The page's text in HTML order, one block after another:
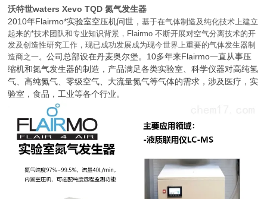
沃特世waters Xevo TQD 氮气发生器
2010年Flairmo*实验室空压机问世，基于在气体制造及纯化技术上建立
起来的*技术团队和专业知识背景，Flairmo 不断开展对空气分离技术的开
发及创造性研究工作，现已成功发展成为现今世界上重要的气体发生器制
造商之一。公司总部设在丹麦奥尔堡。10多年来Flairmo一直从事压
缩机和氮气发生器的制造，产品满足各类实验室、科学仪器对高纯氢
气、高纯氮气、零级空气、大流量氮气等气体的需求，涉及医疗，实
验室，食品，工业等各个行业。